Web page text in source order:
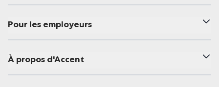
Pour les employeurs
À propos d'Accent